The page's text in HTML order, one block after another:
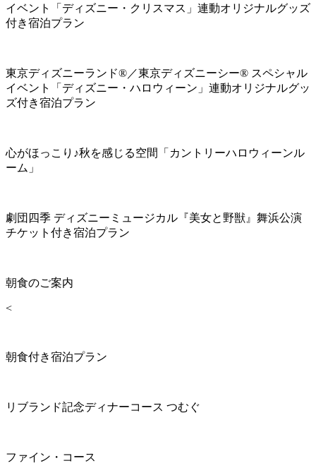
イベント「ディズニー・クリスマス」連動オリジナルグッズ
付き宿泊プラン
東京ディズニーランド®／東京ディズニーシー® スペシャル
イベント「ディズニー・ハロウィーン」連動オリジナルグッ
ズ付き宿泊プラン
心がほっこり♪秋を感じる空間「カントリーハロウィーンル
ーム」
劇団四季 ディズニーミュージカル『美女と野獣』舞浜公演
チケット付き宿泊プラン
朝食のご案内
<
朝食付き宿泊プラン
リブランド記念ディナーコース つむぐ
ファイン・コース